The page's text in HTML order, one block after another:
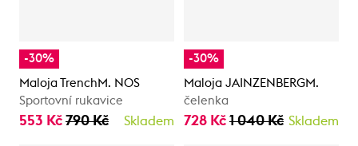
-30%
Maloja TrenchM. NOS
Sportovní rukavice
553 Kč 790 Kč Skladem
-30%
Maloja JAINZENBERGM.
čelenka
728 Kč 1 040 Kč Skladem